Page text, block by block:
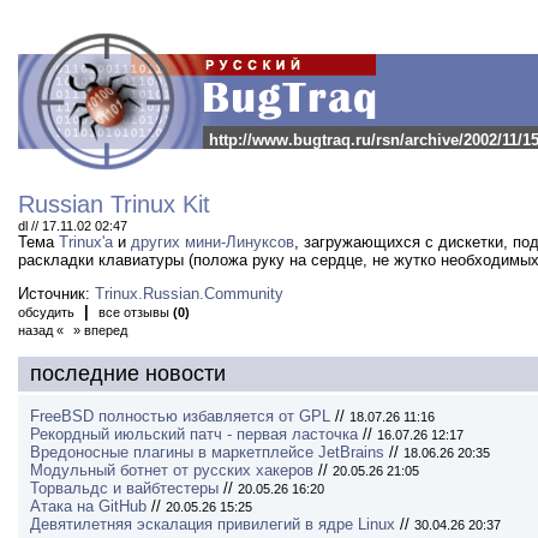
http://www.bugtraq.ru/rsn/archive/2002/11/
Russian Trinux Kit
dl // 17.11.02 02:47
Тема Trinux'аи других мини-Линуксов, загружающихся с дискетки,
раскладки клавиатуры (положа руку на сердце, не жутко
Источник: Trinux.Russian.Community
обсудить все отзывы (0)
назад «
» вперед
последние новости
FreeBSD полностью избавляется от GPL // 18.07.26 11:16
Рекордный июльский патч - первая ласточка// 16.07.26 12:17
Вредоносные плагины в маркетплейсе JetBrains // 18.06.26 20:35
Модульный ботнет от русских хакеров // 20.05.26 21:05
Торвальдс и вайбтестеры // 20.05.26 16:20
Атака на GitHub // 20.05.26 15:25
Девятилетняя эскалация привилегий в ядре Linux // 30.04.26 20:37